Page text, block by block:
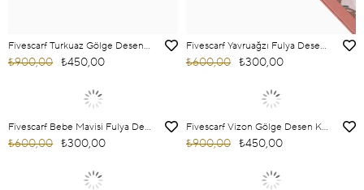
Fivescarf Turkuaz Gölge Desen Krep Şal
₺450,00
₺900,00
Fivescarf Yavruağzı Fulya Desen Krep Şal
₺300,00
₺600,00
Fivescarf Bebe Mavisi Fulya Desen Krep Şal
₺300,00
₺600,00
Fivescarf Vizon Gölge Desen Krep Şal
₺450,00
₺900,00